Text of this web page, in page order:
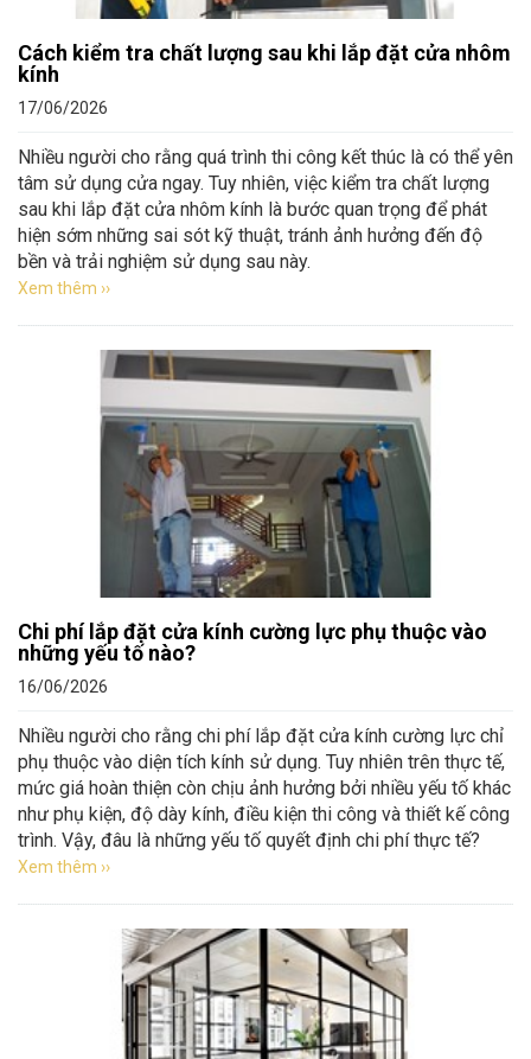
Cách kiểm tra chất lượng sau khi lắp đặt cửa nhôm
kính
17/06/2026
Nhiều người cho rằng quá trình thi công kết thúc là có thể yên
tâm sử dụng cửa ngay. Tuy nhiên, việc kiểm tra chất lượng
sau khi lắp đặt cửa nhôm kính là bước quan trọng để phát
hiện sớm những sai sót kỹ thuật, tránh ảnh hưởng đến độ
bền và trải nghiệm sử dụng sau này.
Xem thêm ››
Chi phí lắp đặt cửa kính cường lực phụ thuộc vào
những yếu tố nào?
16/06/2026
Nhiều người cho rằng chi phí lắp đặt cửa kính cường lực chỉ
phụ thuộc vào diện tích kính sử dụng. Tuy nhiên trên thực tế,
mức giá hoàn thiện còn chịu ảnh hưởng bởi nhiều yếu tố khác
như phụ kiện, độ dày kính, điều kiện thi công và thiết kế công
trình. Vậy, đâu là những yếu tố quyết định chi phí thực tế?
Xem thêm ››